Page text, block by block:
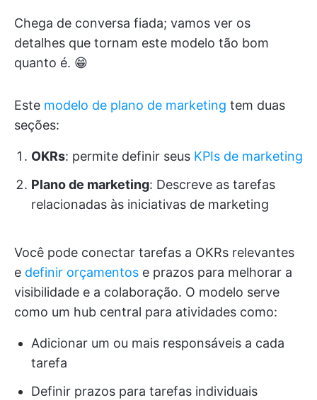
Chega de conversa fiada; vamos ver os
detalhes que tornam este modelo tão bom
quanto é. 😁
Este modelo de plano de marketing tem duas
seções:
OKRs: permite definir seus KPIs de marketing
Plano de marketing: Descreve as tarefas
relacionadas às iniciativas de marketing
Você pode conectar tarefas a OKRs relevantes
e definir orçamentos e prazos para melhorar a
visibilidade e a colaboração. O modelo serve
como um hub central para atividades como:
Adicionar um ou mais responsáveis a cada
tarefa
Definir prazos para tarefas individuais